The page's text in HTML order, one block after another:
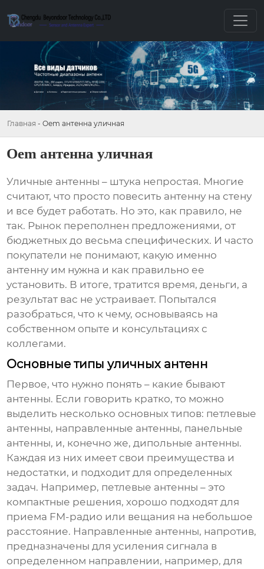
Главная - Oem антенна уличная
Oem антенна уличная
Уличные антенны – штука непростая. Многие
считают, что просто повесить антенну на стену
и все будет работать. Но это, как правило, не
так. Рынок переполнен предложениями, от
бюджетных до весьма специфических. И часто
покупатели не понимают, какую именно
антенну им нужна и как правильно ее
установить. В итоге, тратится время, деньги, а
результат вас не устраивает. Попытался
разобраться, что к чему, основываясь на
собственном опыте и консультациях с
коллегами.
Основные типы уличных антенн
Первое, что нужно понять – какие бывают
антенны. Если говорить кратко, то можно
выделить несколько основных типов: петлевые
антенны, направленные антенны, панельные
антенны, и, конечно же, дипольные антенны.
Каждая из них имеет свои преимущества и
недостатки, и подходит для определенных
задач. Например, петлевые антенны – это
компактные решения, хорошо подходят для
приема FM-радио или вещания на небольшое
расстояние. Направленные антенны, напротив,
предназначены для усиления сигнала в
определенном направлении, например, для